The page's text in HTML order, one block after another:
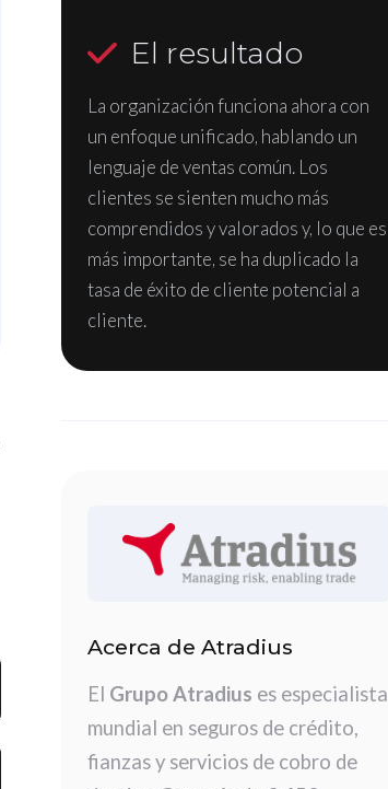
El resultado
La organización funciona ahora con
un enfoque unificado, hablando un
lenguaje de ventas común. Los
clientes se sienten mucho más
comprendidos y valorados y, lo que es
más importante, se ha duplicado la
tasa de éxito de cliente potencial a
cliente.
Acerca de Atradius
El Grupo Atradius es especialista
mundial en seguros de crédito,
fianzas y servicios de cobro de